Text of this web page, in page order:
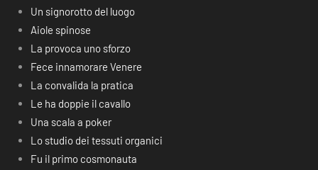
Un signorotto del luogo
Aiole spinose
La provoca uno sforzo
Fece innamorare Venere
La convalida la pratica
Le ha doppie il cavallo
Una scala a poker
Lo studio dei tessuti organici
Fu il primo cosmonauta